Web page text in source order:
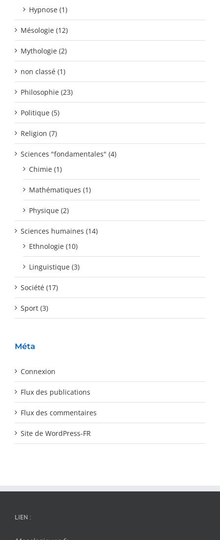
Hypnose (1)
Mésologie (12)
Mythologie (2)
non classé (1)
Philosophie (23)
Politique (5)
Religion (7)
Sciences "fondamentales" (4)
Chimie (1)
Mathématiques (1)
Physique (2)
Sciences humaines (14)
Ethnologie (10)
Linguistique (3)
Société (17)
Sport (3)
Méta
Connexion
Flux des publications
Flux des commentaires
Site de WordPress-FR
LIEN :